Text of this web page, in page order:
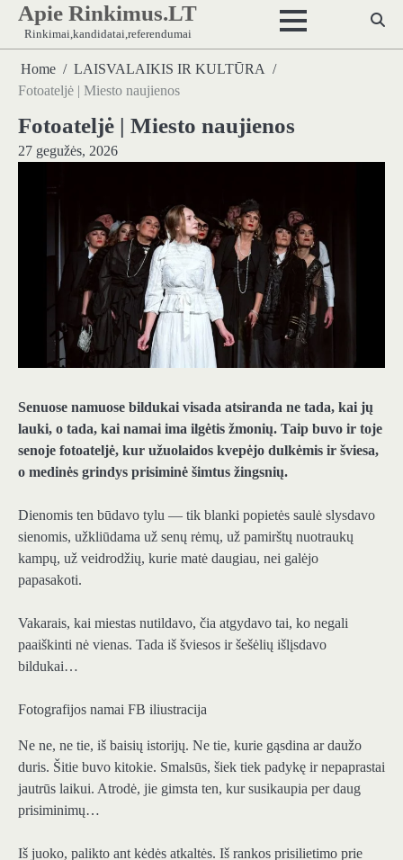
Skip
content
Apie Rinkimus.LT
Rinkimai,kandidatai,referendumai
Home
LAISVALAIKIS IR KULTŪRA
Fotoateljė | Miesto naujienos
Fotoateljė | Miesto naujienos
27 gegužės, 2026
Senuose namuose bildukai visada atsiranda ne tada, kai jų
lauki, o tada, kai namai ima ilgėtis žmonių. Taip buvo ir toje
senoje fotoateljė, kur užuolaidos kvepėjo dulkėmis ir šviesa,
o medinės grindys prisiminė šimtus žingsnių.
Dienomis ten būdavo tylu — tik blanki popietės saulė slysdavo
sienomis, užkliūdama už senų rėmų, už pamirštų nuotraukų
kampų, už veidrodžių, kurie matė daugiau, nei galėjo
papasakoti.
Vakarais, kai miestas nutildavo, čia atgydavo tai, ko negali
paaiškinti nė vienas. Tada iš šviesos ir šešėlių išlįsdavo
bildukai…
Fotografijos namai FB iliustracija
Ne ne, ne tie, iš baisių istorijų. Ne tie, kurie gąsdina ar daužo
duris. Šitie buvo kitokie. Smalsūs, šiek tiek padykę ir nepaprastai
jautrūs laikui. Atrodė, jie gimsta ten, kur susikaupia per daug
prisiminimų…
Iš juoko, palikto ant kėdės atkaltės. Iš rankos prisilietimo prie